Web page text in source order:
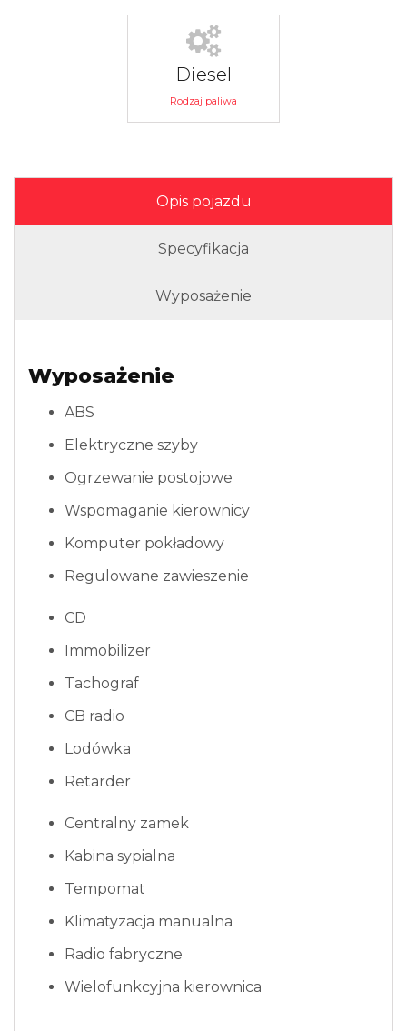
Diesel
Rodzaj paliwa
Opis pojazdu
Specyfikacja
Wyposażenie
Wyposażenie
ABS
Elektryczne szyby
Ogrzewanie postojowe
Wspomaganie kierownicy
Komputer pokładowy
Regulowane zawieszenie
CD
Immobilizer
Tachograf
CB radio
Lodówka
Retarder
Centralny zamek
Kabina sypialna
Tempomat
Klimatyzacja manualna
Radio fabryczne
Wielofunkcyjna kierownica